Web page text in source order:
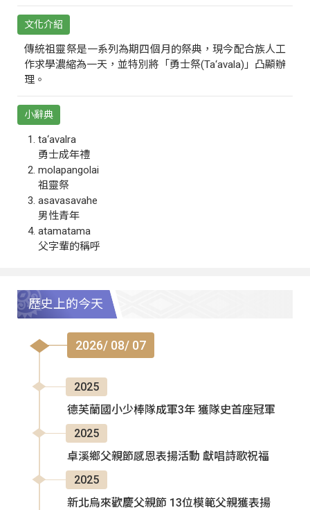
文化介紹
傳統祖靈祭是一系列為期四個月的祭典，現今配合族人工
作求學濃縮為一天，並特別將「勇士祭(Ta‘avala)」凸顯辦
理。
小辭典
ta‘avalra
勇士成年禮
molapangolai
祖靈祭
asavasavahe
男性青年
atamatama
父字輩的稱呼
歷史上的今天
2026/ 08/ 07
2025
德芙蘭國小少棒隊成軍3年 獲隊史首座冠軍
2025
卓溪鄉父親節感恩表揚活動 獻唱詩歌祝福
2025
新北烏來歡慶父親節 13位模範父親獲表揚